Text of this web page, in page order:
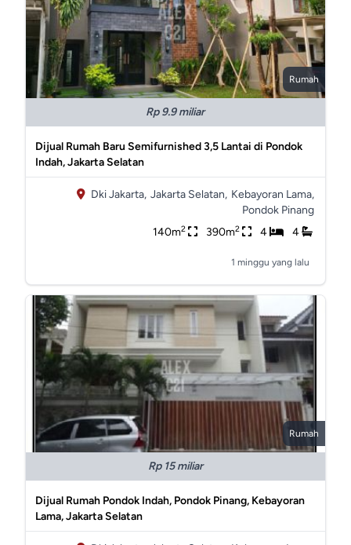
Rumah
Rp 9.9 miliar
Dijual Rumah Baru Semifurnished 3,5 Lantai di Pondok
Indah, Jakarta Selatan
Dki Jakarta, Jakarta Selatan, Kebayoran Lama,
Pondok Pinang
140m2 390m2 4 4
1 minggu yang lalu
Rumah
Rp 15 miliar
Dijual Rumah Pondok Indah, Pondok Pinang, Kebayoran
Lama, Jakarta Selatan